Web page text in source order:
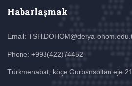
Habarlaşmak
Email: TSH.DOHOM@derya-
Phone: +993(422)74452
Türkmenabat, köçe Gurbansoltan eje 21